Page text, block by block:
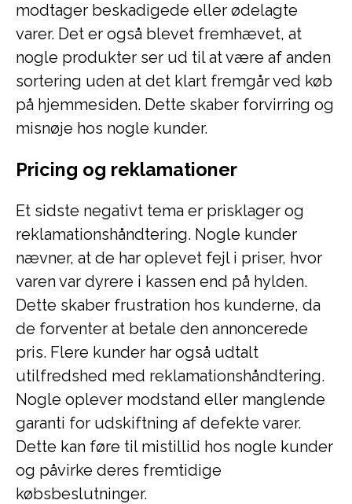
modtager beskadigede eller ødelagte
varer. Det er også blevet fremhævet, at
nogle produkter ser ud til at være af anden
sortering uden at det klart fremgår ved køb
på hjemmesiden. Dette skaber forvirring og
misnøje hos nogle kunder.
Pricing og reklamationer
Et sidste negativt tema er prisklager og
reklamationshåndtering. Nogle kunder
nævner, at de har oplevet fejl i priser, hvor
varen var dyrere i kassen end på hylden.
Dette skaber frustration hos kunderne, da
de forventer at betale den annoncerede
pris. Flere kunder har også udtalt
utilfredshed med reklamationshåndtering.
Nogle oplever modstand eller manglende
garanti for udskiftning af defekte varer.
Dette kan føre til mistillid hos nogle kunder
og påvirke deres fremtidige
købsbeslutninger.